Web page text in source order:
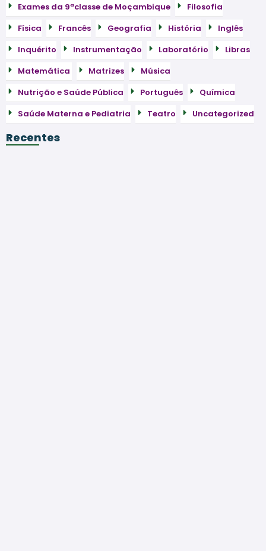
Exames da 9ªclasse de Moçambique
Filosofia
Física
Francês Geografia História
Inglês
Inquérito
Instrumentação Laboratório
Libras
Matemática
Matrizes
Música
Nutrição e Saúde Pública
Português
Química
Saúde Materna e Pediatria
Teatro Uncategorized
Recentes